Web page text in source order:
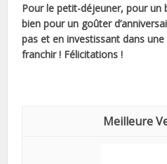
Pour le petit-déjeuner, pour un
bien pour un goûter
pas et en investissant dans
franchir ! Félicitations !